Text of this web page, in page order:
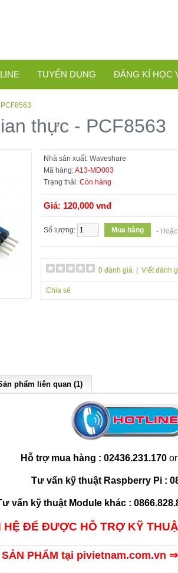
TUYỂN DỤNG ĐĂNG KÍ HỌC
thực - PCF8563
Nhà sản xuất: Waveshare
Mã hàng:A13-MD003
Trạng thái: Còn hàng
Giá: 120,000 vnđ
Số lượng: -
0 đánh giá Viết đánh
Chia sẻ
phẩm liên quan (1)
Hỗ trợ mua hàng : 02436.231.170 or
Tư vấn kỹ thuật Raspberry Pi :
vấn kỹ thuật Module khác :
HỆ ĐỂ ĐƯỢC HỖ TRỢ KỸ
PHẨM tại pivietnam.com.vn